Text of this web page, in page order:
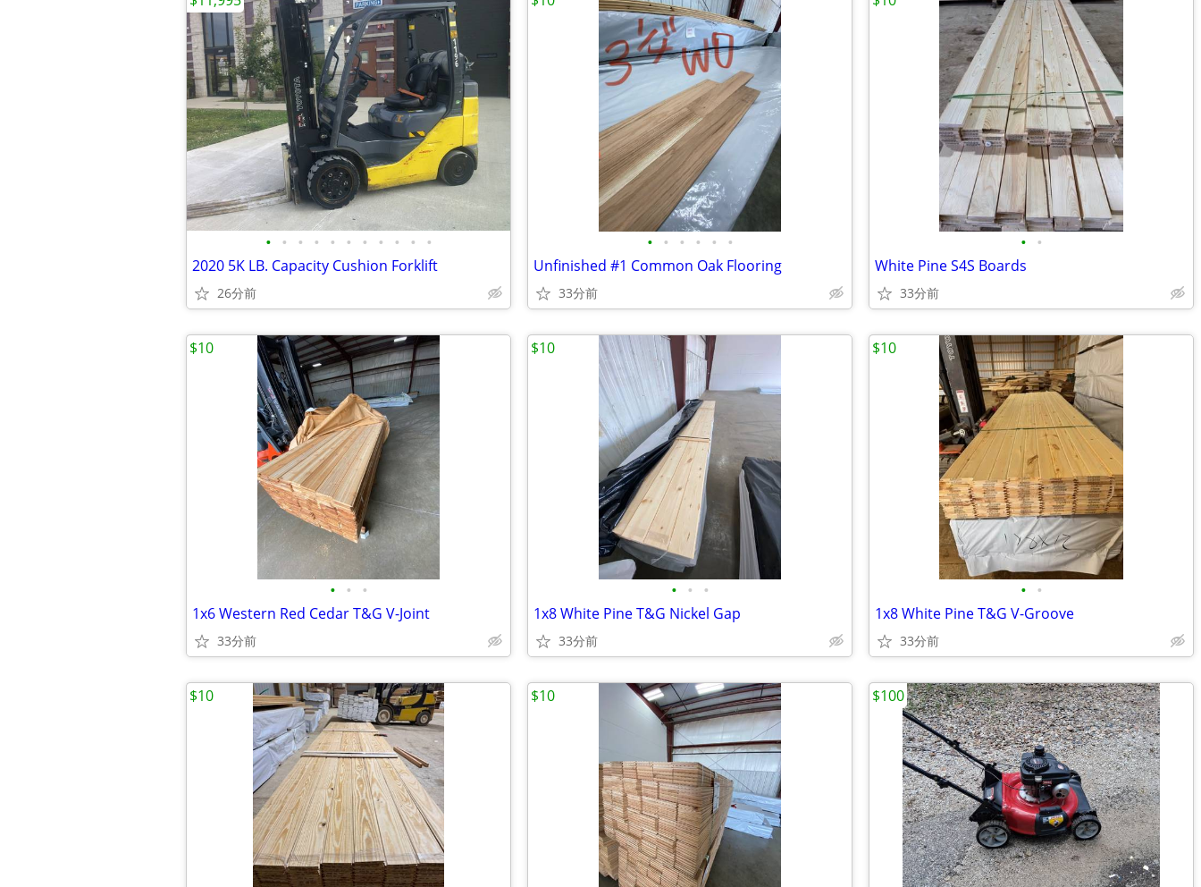
• • • • • • • • • • •
2020 5K LB. Capacity Cushion Forklift
26分前
• • • • • •
Unfinished #1 Common Oak Flooring
33分前
• •
White Pine S4S Boards
33分前
• • •
1x6 Western Red Cedar T&G V-Joint
33分前
$10
• • •
1x8 White Pine T&G Nickel Gap
33分前
$10
• •
1x8 White Pine T&G V-Groove
33分前
$10
$10 $10 $100